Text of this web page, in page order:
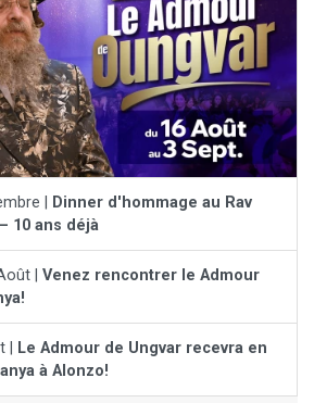
|
Dinner d'hommage au Rav
10 ans déjà
| Venez rencontrer le Admour
|
Le Admour de Ungvar recevra en
à Alonzo!